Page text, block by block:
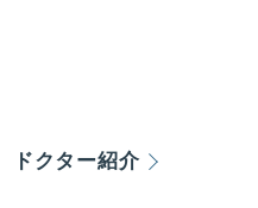
ドクター紹介